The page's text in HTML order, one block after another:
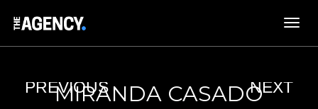
MIRANDA CASADO